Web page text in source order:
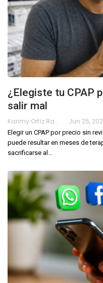
¿Elegiste tu CPAP
salir mal
Karimy Ortíz Ramos Jun 25,
Elegir un CPAP por precio sin
puede resultar en meses de
sacrificarse al …